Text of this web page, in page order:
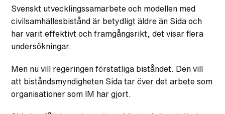
Svenskt utvecklingssamarbete och modellen med
civilsamhällesbistånd är betydligt äldre än Sida och
har varit effektivt och framgångsrikt, det visar flera
undersökningar.
Men nu vill regeringen förstatliga biståndet. Den vill
att biståndsmyndigheten Sida tar över det arbete som
organisationer som IM har gjort.